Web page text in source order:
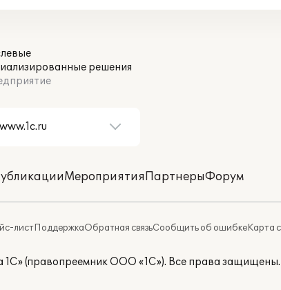
решения
МероприятияПартнерыФорум
листПоддержкаОбратная связьСообщить об ошибкеКарта
1С» (правопреемник ООО «1С»). Все права защищены.